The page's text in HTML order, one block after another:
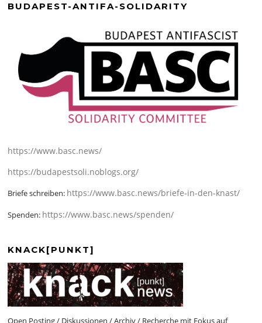
BUDAPEST-ANTIFA-SOLIDARITY
https://www.basc.news/
https://budapestsoli.noblogs.org/
Briefe schreiben: https://www.basc.news/briefe-in-den-knast/
Spenden: https://www.basc.news/spenden/
KNACK[PUNKT]
Open Posting / Diskussionen / Archiv / Recherche mit Fokus auf